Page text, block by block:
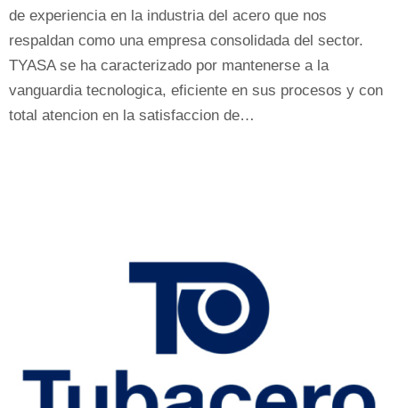
de experiencia en la industria del acero que nos
respaldan como una empresa consolidada del sector.
TYASA se ha caracterizado por mantenerse a la
vanguardia tecnologica, eficiente en sus procesos y con
total atencion en la satisfaccion de…